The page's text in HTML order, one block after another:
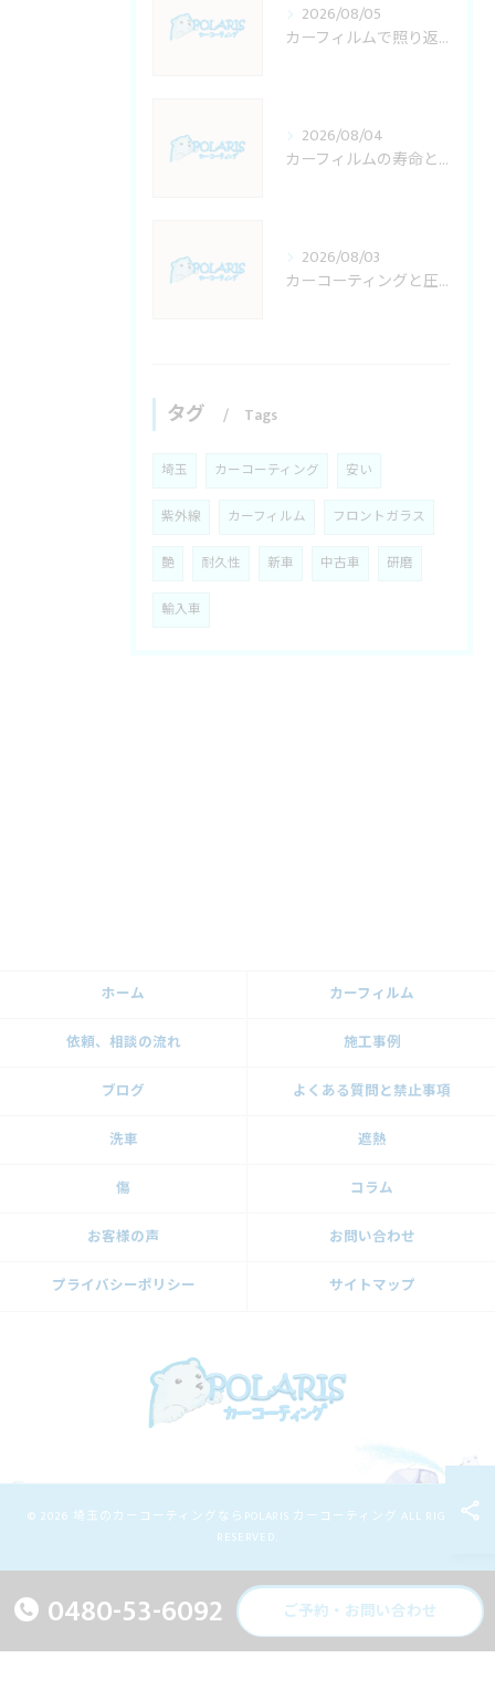
2026/08/05
カーフィルムで照り返し防止を埼玉県で叶える施工料金と適法性の徹底解説
2026/08/04
カーフィルムの寿命と耐久年数を埼玉県で後悔しない選び方徹底ガイド
2026/08/03
カーコーティングと圧力の関係を知り埼玉県川口市で失敗しない施工店選びガイド
タグ Tags
埼玉 カーコーティング 安い
紫外線 カーフィルム フロントガラス
艶 耐久性 新車 中古車 研磨
輸入車
0480-53-6092 ご予約・お問い合わせ
ホーム カーフィルム
依頼、相談の流れ 施工事例
ブログ よくある質問と禁止事項
洗車 遮熱
傷 コラム
お客様の声 お問い合わせ
プライバシーポリシー サイトマップ
© 2026 埼玉のカーコーティングならPOLARIS カーコーティング ALL RIGHTS
RESERVED.